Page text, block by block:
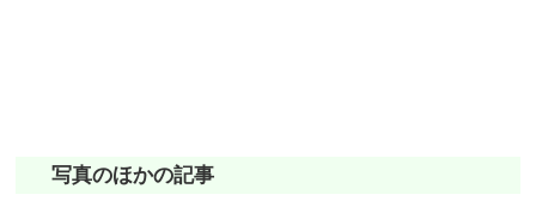
写真のほかの記事